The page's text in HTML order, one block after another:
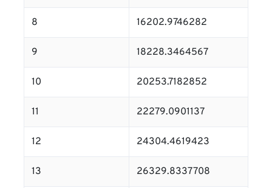
8 16202.9746282
9 18228.3464567
10 20253.7182852
11 22279.0901137
12 24304.4619423
13 26329.8337708